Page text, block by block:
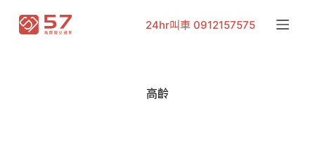
跳
至
24hr叫車 0912157575
高齡